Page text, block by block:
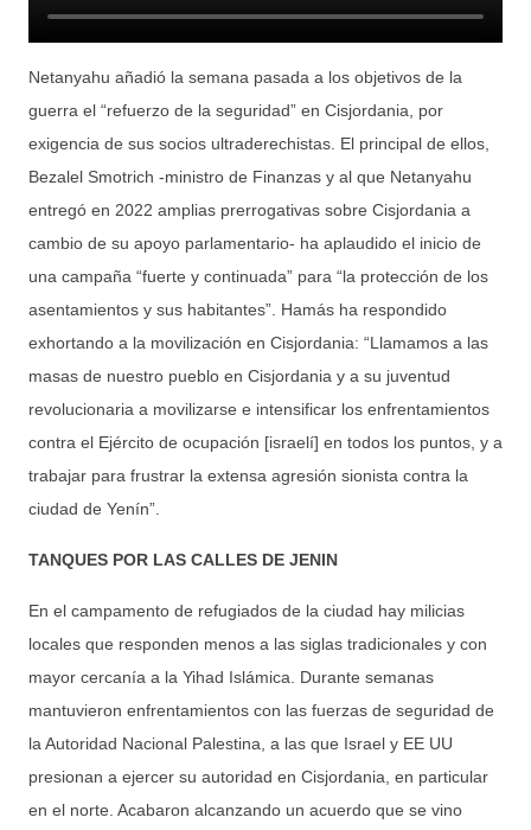
Netanyahu añadió la semana pasada a los objetivos de la
guerra el “refuerzo de la seguridad” en Cisjordania, por
exigencia de sus socios ultraderechistas. El principal de ellos,
Bezalel Smotrich -ministro de Finanzas y al que Netanyahu
entregó en 2022 amplias prerrogativas sobre Cisjordania a
cambio de su apoyo parlamentario- ha aplaudido el inicio de
una campaña “fuerte y continuada” para “la protección de los
asentamientos y sus habitantes”. Hamás ha respondido
exhortando a la movilización en Cisjordania: “Llamamos a las
masas de nuestro pueblo en Cisjordania y a su juventud
revolucionaria a movilizarse e intensificar los enfrentamientos
contra el Ejército de ocupación [israelí] en todos los puntos, y a
trabajar para frustrar la extensa agresión sionista contra la
ciudad de Yenín”.
TANQUES POR LAS CALLES DE JENIN
En el campamento de refugiados de la ciudad hay milicias
locales que responden menos a las siglas tradicionales y con
mayor cercanía a la Yihad Islámica. Durante semanas
mantuvieron enfrentamientos con las fuerzas de seguridad de
la Autoridad Nacional Palestina, a las que Israel y EE UU
presionan a ejercer su autoridad en Cisjordania, en particular
en el norte. Acabaron alcanzando un acuerdo que se vino